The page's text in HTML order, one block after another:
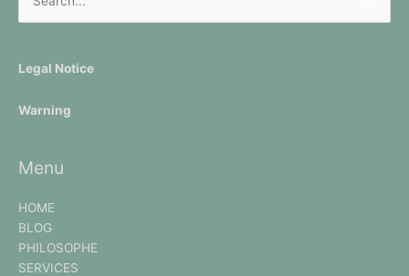
for:
Legal Notice
Warning
Menu
HOME
BLOG
PHILOSOPHE
SERVICES